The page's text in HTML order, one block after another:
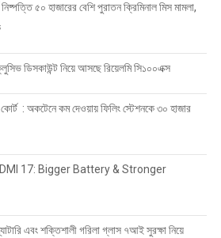
৫০ হাজারের বেশি পুরাতন ক্রিমিনাল মিস মামলা,
ডিসকাউন্ট নিয়ে আসছে রিয়েলমি সি১০০এক্স
: অকটেনে কম দেওয়ায় ফিলিং স্টেশনকে ৩০ হাজার
17: Bigger Battery & Stronger
এবং শক্তিশালী গরিলা গ্লাস ৭আই সুরক্ষা নিয়ে